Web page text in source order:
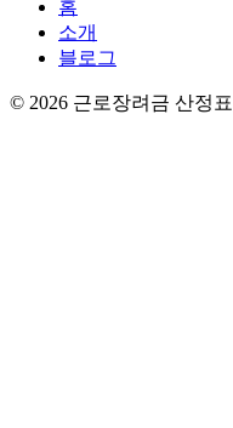
홈
소개
블로그
© 2026 근로장려금 산정표